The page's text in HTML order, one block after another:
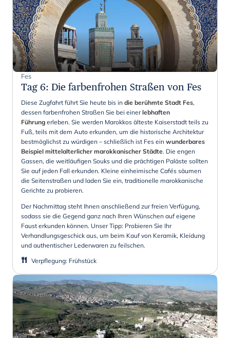
Fes
Tag 6: Die farbenfrohen Straßen von Fes
Diese Zugfahrt führt Sie heute bis in die berühmte Stadt Fes,
dessen farbenfrohen Straßen Sie bei einerlebhaften
Führung erleben. Sie werden Marokkos älteste Kaiserstadt teils zu
Fuß, teils mit dem Auto erkunden, um die historische Architektur
bestmöglichst zu würdigen – schließlich ist Fes ein wunderbares
Beispiel mittelalterlicher marokkanischer Städte. Die engen
Gassen, die weitläufigen Souks und die prächtigen Paläste sollten
Sie auf jeden Fall erkunden. Kleine einheimische Cafés säumen
die Seitenstraßen und laden Sie ein, traditionelle marokkanische
Gerichte zu probieren.
Der Nachmittag steht Ihnen anschließend zur freien Verfügung,
sodass sie die Gegend ganz nach Ihren Wünschen auf eigene
Faust erkunden können. Unser Tipp: Probieren Sie Ihr
Verhandlungsgeschick aus, um beim Kauf von Keramik, Kleidung
und authentischer Lederwaren zu feilschen.
Verpflegung: Frühstück